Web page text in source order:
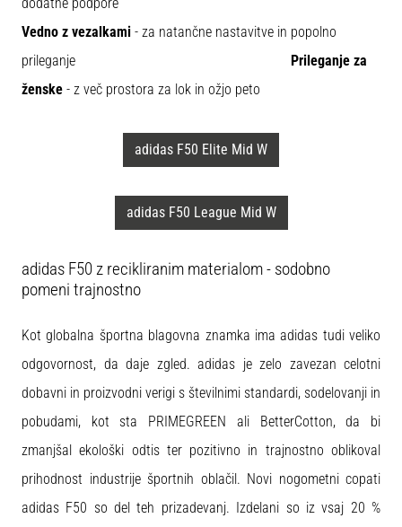
Vedno z vezalkami - za natančne nastavitve in popolno
prileganje Prileganje za
ženske - z več prostora za lok in ožjo peto
adidas F50 Elite Mid W
adidas F50 League Mid W
adidas F50 z recikliranim materialom - sodobno
pomeni trajnostno
Kot globalna športna blagovna znamka ima adidas tudi veliko
odgovornost, da daje zgled. adidas je zelo zavezan celotni
dobavni in proizvodni verigi s številnimi standardi, sodelovanji in
pobudami, kot sta PRIMEGREEN ali BetterCotton, da bi
zmanjšal ekološki odtis ter pozitivno in trajnostno oblikoval
prihodnost industrije športnih oblačil. Novi nogometni copati
adidas F50 so del teh prizadevanj. Izdelani so iz vsaj 20 %